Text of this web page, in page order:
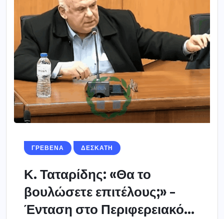
ΓΡΕΒΕΝΑ ΔΕΣΚΑΤΗ
Κ. Ταταρίδης: «Θα το
βουλώσετε επιτέλους;» –
Ένταση στο Περιφερειακό...